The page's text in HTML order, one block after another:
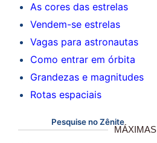
As cores das estrelas
Vendem-se estrelas
Vagas para astronautas
Como entrar em órbita
Grandezas e magnitudes
Rotas espaciais
Pesquise no Zênite
MÁXIMAS